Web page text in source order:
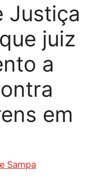
Justiça
juiz
a
em
Sampa